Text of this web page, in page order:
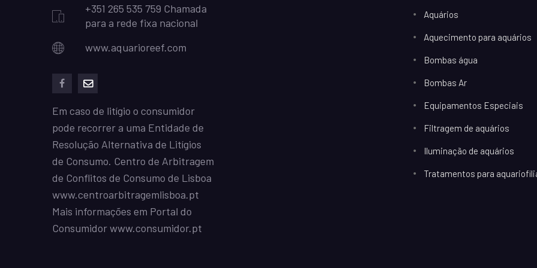
+351 265 535 759 Chamada
para a rede fixa nacional
www.aquarioreef.com
Em caso de litígio o consumidor
pode recorrer a uma Entidade de
Resolução Alternativa de Litígios
de Consumo. Centro de Arbitragem
de Conflitos de Consumo de Lisboa
www.centroarbitragemlisboa.pt
Mais informações em Portal do
Consumidorwww.consumidor.pt
Aquários
Aquecimento para aquários
Bombas água
Bombas Ar
Equipamentos Especiais
Filtragem de aquários
Iluminação de aquários
Tratamentos para